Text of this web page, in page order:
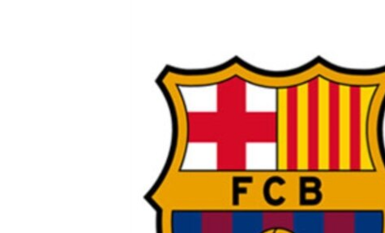
LA REALIDAD DE LA VIVIENDA EN
LOS SANTOS DE HIALEAH